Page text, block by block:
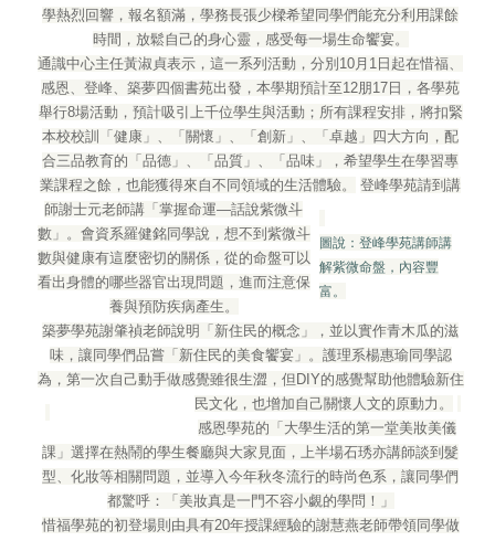
學熱烈回響，報名額滿，學務長張少樑希望同學們能充分利用課餘
時間，放鬆自己的身心靈，感受每一場生命饗宴。
通識中心主任黃淑貞表示，這一系列活動，分別10月1日起在惜福、
感恩、登峰、築夢四個書苑出發，本學期預計至12朋17日，各學苑
舉行8場活動，預計吸引上千位學生與活動；所有課程安排，將扣緊
本校校訓「健康」、「關懷」、「創新」、「卓越」四大方向，配
合三品教育的「品德」、「品質」、「品味」，希望學生在學習專
業課程之餘，也能獲得來自不同領域的生活體驗。
圖說：登峰學苑講師講
解紫微命盤，內容豐
富。
登峰學苑請到講
師謝士元老師講「掌握命運―話說紫微斗
數」。會資系羅健銘同學說，想不到紫微斗
數與健康有這麼密切的關係，從的命盤可以
看出身體的哪些器官出現問題，進而注意保
養與預防疾病產生。
築夢學苑謝肇禎老師說明「新住民的概念」，並以實作青木瓜的滋
味，讓同學們品嘗「新住民的美食饗宴」。護理系楊惠瑜同學認
為，第一次自己動手做感覺雖很生澀，但DIY的感覺幫助他體驗新住
民文化，也增加自己關懷人文的原動力。
感恩學苑的「大學生活的第一堂美妝美儀
課」選擇在熱鬧的學生餐廳與大家見面，上半場石琇亦講師談到髮
型、化妝等相關問題，並導入今年秋冬流行的時尚色系，讓同學們
都驚呼：「美妝真是一門不容小覷的學問！」
惜福學苑的初登場則由具有20年授課經驗的謝慧燕老師帶領同學做